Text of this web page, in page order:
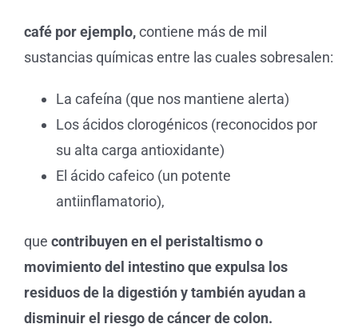
café por ejemplo,contiene más de mil
sustancias químicas entre las cuales sobresalen:
La cafeína (que nos mantiene alerta)
Los ácidos clorogénicos (reconocidos por
su alta carga antioxidante)
El ácido cafeico (un potente
antiinflamatorio),
que contribuyen en el peristaltismo o
movimiento del intestino que expulsa los
residuos de la digestión y también ayudan a
disminuir el riesgo de cáncer de colon.